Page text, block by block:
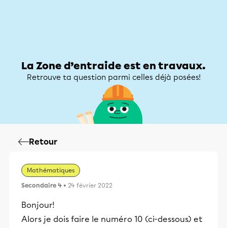
La Zone d’entraide est en travaux.
Retrouve ta question parmi celles déjà posées!
Retour
Mathématiques
Secondaire 4 • 24 février 2022
Bonjour!
Alors je dois faire le numéro 10 (ci-dessous) et